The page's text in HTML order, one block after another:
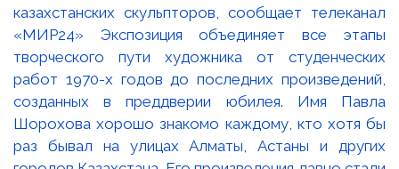
казахстанских скульпторов, сообщает телеканал
«МИР24» Экспозиция объединяет все этапы
творческого пути художника от студенческих
работ 1970-х годов до последних произведений,
созданных в преддверии юбилея. Имя Павла
Шорохова хорошо знакомо каждому, кто хотя бы
раз бывал на улицах Алматы, Астаны и других